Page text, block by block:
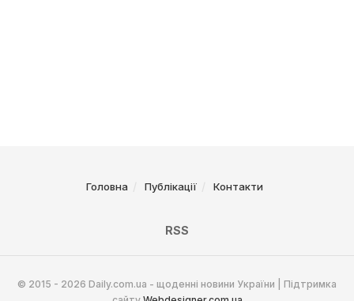
Головна Публікації Контакти
RSS
© 2015 - 2026 Daily.com.ua - щоденні новини України | Підтримка